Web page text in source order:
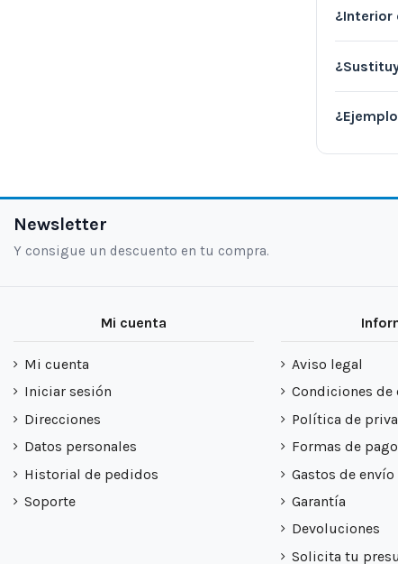
¿Interior
Newsletter
Y consigue un descuento en tu compra.
Mi cuenta
Mi cuenta
Iniciar sesión
Direcciones
Datos personales
Historial de pedidos
Soporte
Aviso legal
Condiciones de
Política de
Formas de pago
Gastos de
Garantía
Devoluciones
Solicita tu